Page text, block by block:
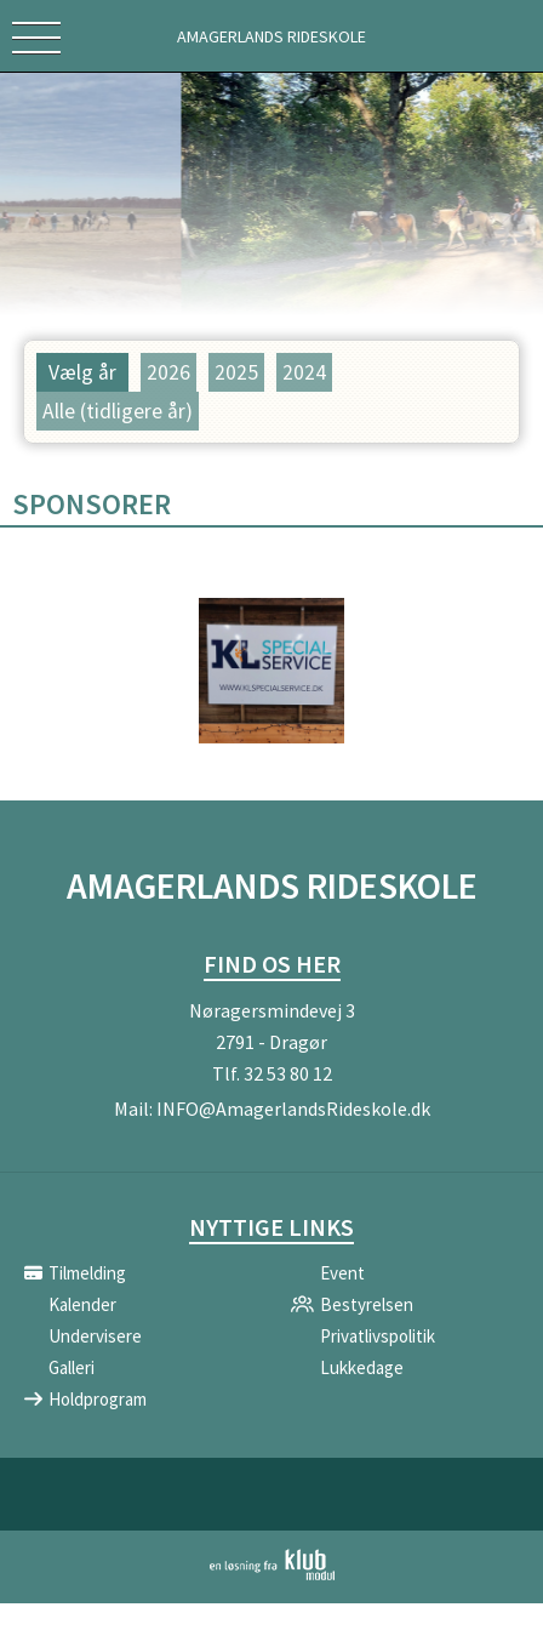
AMAGERLANDS RIDESKOLE
Vælg år 2026 2025
2024
Alle (tidligere år)
SPONSORER
AMAGERLANDS RIDESKOLE
FIND OS HER
Nøragersmindevej 3
2791 - Dragør
Tlf. 32 53 80 12
Mail: INFO@AmagerlandsRideskole.dk
NYTTIGE LINKS
Tilmelding
Event
Kalender
Bestyrelsen
Undervisere
Privatlivspolitik
Galleri
Lukkedage
Holdprogram